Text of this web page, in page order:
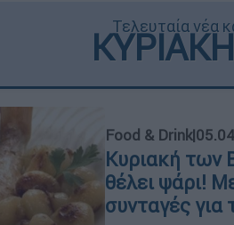
Τελευταία νέα
Food & Drink|
Κυριακή των
θέλει ψάρι!
συνταγές για